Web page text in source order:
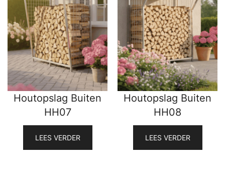
Houtopslag Buiten
HH07
LEES VERDER
Houtopslag Buiten
HH08
LEES VERDER